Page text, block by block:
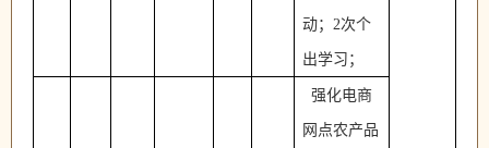
动；2次个
出学习；
强化电商
网点农产品